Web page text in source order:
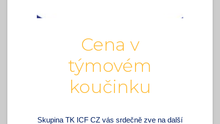
Cena v
týmovém
koučinku
Skupina TK ICF CZ vás srdečně zve na další